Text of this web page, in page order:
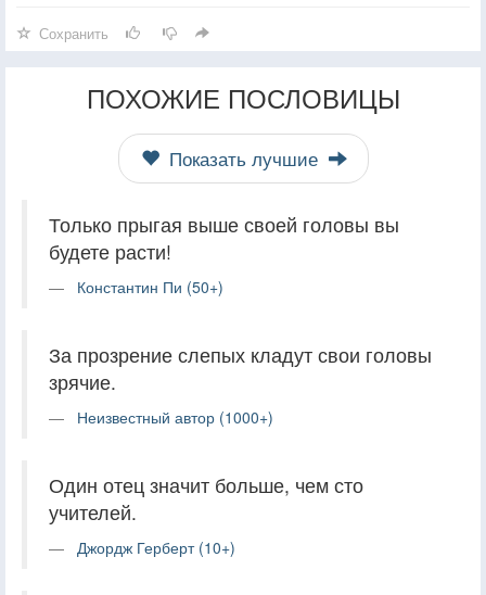
Сохранить
ПОХОЖИЕ ПОСЛОВИЦЫ
Показать лучшие
Только прыгая выше своей головы вы
будете расти!
Константин Пи (50+)
За прозрение слепых кладут свои головы
зрячие.
Неизвестный автор (1000+)
Один отец значит больше, чем сто
учителей.
Джордж Герберт (10+)